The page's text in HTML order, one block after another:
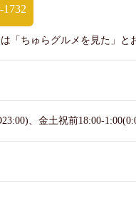
1732
「ちゅらグルメを見た」と
、金土祝前18:00-